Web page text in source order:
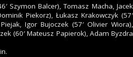
Szymon Balcer), Tomasz Macha, Jacek
Piekorz), Łukasz Krakowczyk (57′
Igor Bujoczek (57′ Olivier Wiora),
(60′ Mateusz Papierok), Adam Byzdra